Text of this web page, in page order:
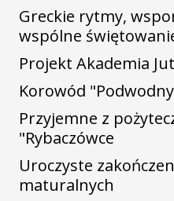
Greckie rytmy,
wspólne
Projekt Akademia
Korowód
Przyjemne z
"Rybaczówce
Uroczyste
maturalnych